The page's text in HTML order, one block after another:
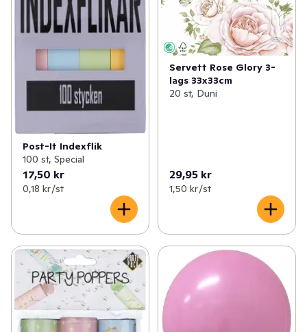
Post-It Indexflik
100 st, Special
17,50 kr
0,18 kr /st
Servett Rose Glory 3-
lags 33x33cm
20 st, Duni
29,95 kr
1,50 kr /st